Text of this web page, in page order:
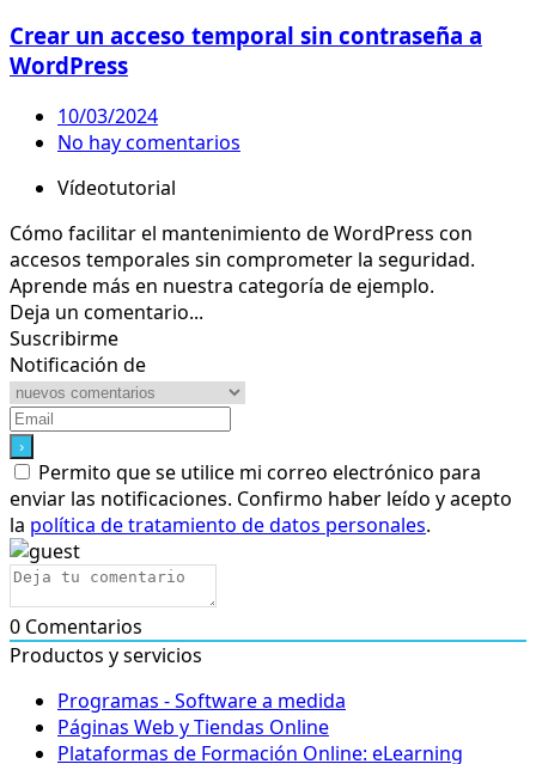
Crear un acceso temporal sin contraseña a
WordPress
10/03/2024
No hay comentarios
Vídeotutorial
Cómo facilitar el mantenimiento de WordPress con
accesos temporales sin comprometer la seguridad.
Aprende más en nuestra categoría de ejemplo.
Deja un comentario...
Suscribirme
Notificación de
Permito que se utilice mi correo electrónico para
enviar las notificaciones. Confirmo haber leído y acepto
la política de tratamiento de datos personales.
0 Comentarios
Productos y servicios
Programas - Software a medida
Páginas Web y Tiendas Online
Plataformas de Formación Online: eLearning